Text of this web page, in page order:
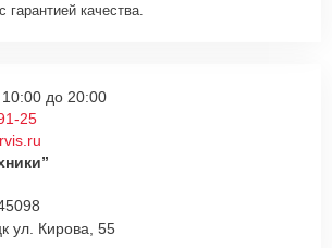
качества.
ул. Кирова, 55
до 20:00
25